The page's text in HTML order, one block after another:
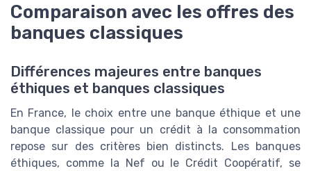
Comparaison avec les offres des
banques classiques
Différences majeures entre banques
éthiques et banques classiques
En France, le choix entre une banque éthique et une
banque classique pour un crédit à la consommation
repose sur des critères bien distincts. Les banques
éthiques, comme la Nef ou le Crédit Coopératif, se